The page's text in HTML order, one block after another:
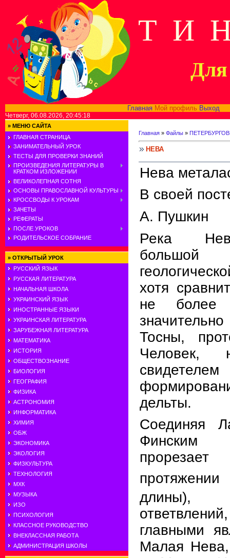
Т И
Для
Главная Мой профиль Выход
Четверг, 06.08.2026, 20:45:18
» МЕНЮ САЙТА
ГЛАВНАЯ СТРАНИЦА
ЗАНИМАТЕЛЬНЫЙ УРОК
ТЕСТЫ ДЛЯ ПРОВЕРКИ ЗНАНИЙ
ПРОИЗВЕДЕНИЯ ЛИТЕРАТУРЫ В
КРАТКОМ ИЗЛОЖЕНИИ
ВЕЛИКОЛЕПНАЯ СОТНЯ
ОСНОВЫ ПРАВОСЛАВНОЙ КУЛЬТУРЫ
КРОССВОДЫ К УРОКАМ
ЗАЧЕТЫ
РЕФЕРАТЫ
ПОСЛЕ УРОКОВ
РОДИТЕЛЬСКОЕ СОБРАНИЕ
» ОТКРЫТЫЙ УРОК
РУССКИЙ ЯЗЫК
РУССКАЯ ЛИТЕРАТУРА
НАЧАЛЬНАЯ ШКОЛА
УКРАИНСКИЙ ЯЗЫК
ИНОСТРАННЫЕ ЯЗЫКИ
УКРАИНСКАЯ ЛИТЕРАТУРА
ЗАРУБЕЖНАЯ ЛИТЕРАТУРА
МАТЕМАТИКА
ИСТОРИЯ
ОБЩЕСТВОЗНАНИЕ
БИОЛОГИЯ
ГЕОГРАФИЯ
ФИЗИКА
АСТРОНОМИЯ
ИНФОРМАТИКА
ХИМИЯ
ОБЖ
ЭКОНОМИКА
ЭКОЛОГИЯ
ФИЗКУЛЬТУРА
ТЕХНОЛОГИЯ
МХК
МУЗЫКА
ИЗО
ПСИХОЛОГИЯ
КЛАССНОЕ РУКОВОДСТВО
ВНЕКЛАССНАЯ РАБОТА
АДМИНИСТРАЦИЯ ШКОЛЫ
Главная » Файлы »
НЕВА
Нева
В своей
А. Пушкин
Река
хотя
не
Тосны,
Человек,
дельты.
Соединяя
Финским
длины),
главными
Малая